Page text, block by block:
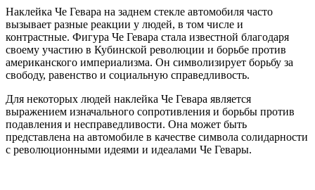
Наклейка Че Гевара на заднем стекле автомобиля часто
вызывает разные реакции у людей, в том числе и
контрастные. Фигура Че Гевара стала известной благодаря
своему участию в Кубинской революции и борьбе против
американского империализма. Он символизирует борьбу за
свободу, равенство и социальную справедливость.
Для некоторых людей наклейка Че Гевара является
выражением изначального сопротивления и борьбы против
подавления и несправедливости. Она может быть
представлена на автомобиле в качестве символа солидарности
с революционными идеями и идеалами Че Гевары.